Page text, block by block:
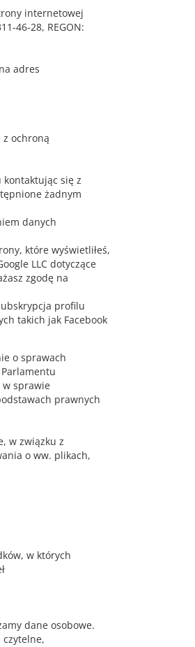
internetowej
46-28, REGON:
adres
z ochroną
kontaktując się z
żadnym
danych
które wyświetliłeś,
LLC dotyczące
zgodę na
profilu
takich jak Facebook
o sprawach
w sprawie
prawnych
w związku z
o ww. plikach,
w których
dane osobowe.